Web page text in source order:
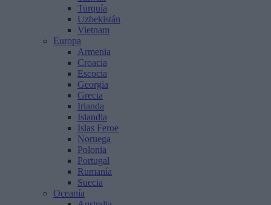
Turquía
Uzbekistán
Vietnam
Europa
Armenia
Croacia
Escocia
Georgia
Grecia
Irlanda
Islandia
Islas Feroe
Noruega
Polonia
Portugal
Rumanía
Suecia
Oceanía